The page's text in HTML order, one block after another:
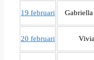
19 februari
20 februari